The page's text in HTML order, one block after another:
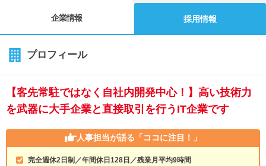
企業情報 採用情報
プロフィール
【客先常駐ではなく自社内開発中心！】高い技術力
を武器に大手企業と直接取引を行うIT企業です
人事担当が語る 「ココに注目！」
完全週休2日制／年間休日128日／残業月平均9時間